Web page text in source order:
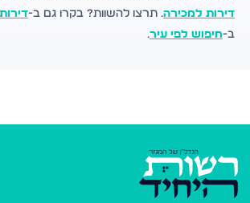
דירות למכירה. תרצו להשוות? בקרו גם ב-
ב-חיפוש לפי עיר.